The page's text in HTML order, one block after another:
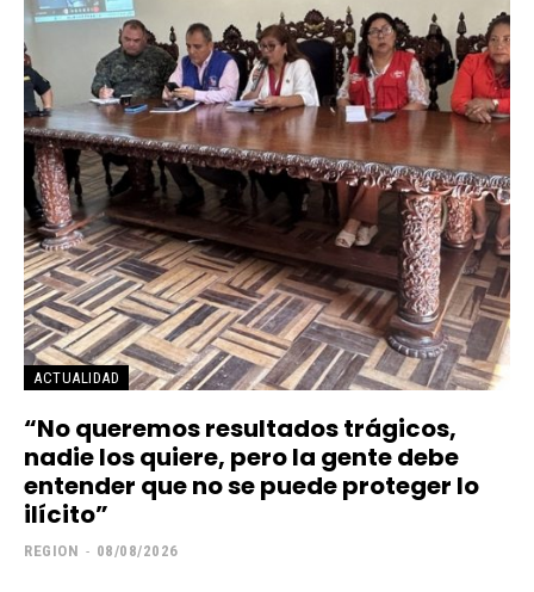
ACTUALIDAD
“No queremos resultados trágicos,
nadie los quiere, pero la gente debe
entender que no se puede proteger lo
ilícito”
REGION - 08/08/2026